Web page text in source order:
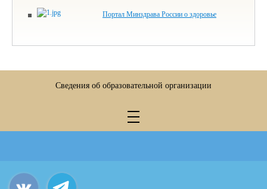
Портал Минздрава России о здоровье
Сведения об образовательной организации